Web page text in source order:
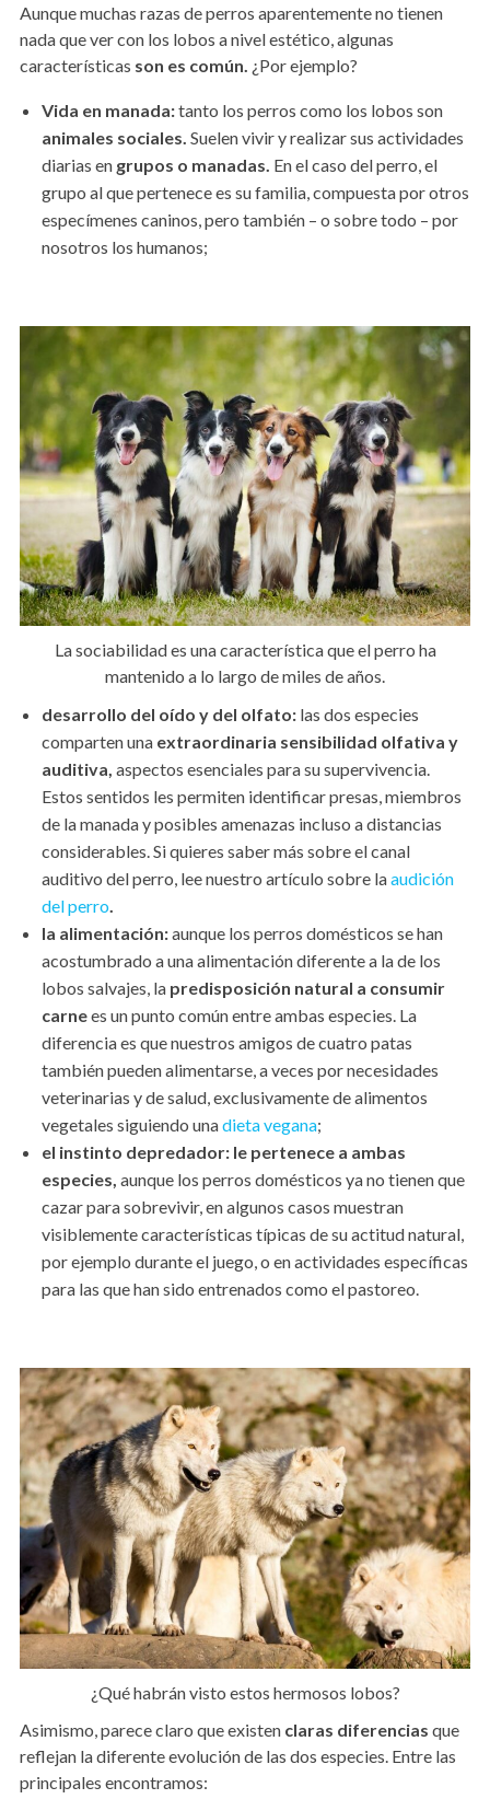
Aunque muchas razas de perros aparentemente no tienen
nada que ver con los lobos a nivel estético, algunas
características son es común. ¿Por ejemplo?
Vida en manada:tanto los perros como los lobos son
animales sociales. Suelen vivir y realizar sus actividades
diarias en grupos o manadas. En el caso del perro, el
grupo al que pertenece es su familia, compuesta por otros
especímenes caninos, pero también – o sobre todo – por
nosotros los humanos;
La sociabilidad es una característica que el perro ha
mantenido a lo largo de miles de años.
desarrollo del oído y del olfato: las dos especies
comparten una extraordinaria sensibilidad olfativa y
auditiva, aspectos esenciales para su supervivencia.
Estos sentidos les permiten identificar presas, miembros
de la manada y posibles amenazas incluso a distancias
considerables. Si quieres saber más sobre el canal
auditivo del perro, lee nuestro artículo sobre laaudición
del perro.
la alimentación:aunque los perros domésticos se han
acostumbrado a una alimentación diferente a la de los
lobos salvajes, la predisposición natural a consumir
carnees un punto común entre ambas especies. La
diferencia es que nuestros amigos de cuatro patas
también pueden alimentarse, a veces por necesidades
veterinarias y de salud, exclusivamente de alimentos
vegetales siguiendo unadieta vegana;
el instinto depredador: le pertenece a ambas
especies, aunque los perros domésticos ya no tienen que
cazar para sobrevivir, en algunos casos muestran
visiblemente características típicas de su actitud natural,
por ejemplo durante el juego, o en actividades específicas
para las que han sido entrenados como el pastoreo.
¿Qué habrán visto estos hermosos lobos?
Asimismo, parece claro que existen claras diferencias que
reflejan la diferente evolución de las dos especies. Entre las
principales encontramos: